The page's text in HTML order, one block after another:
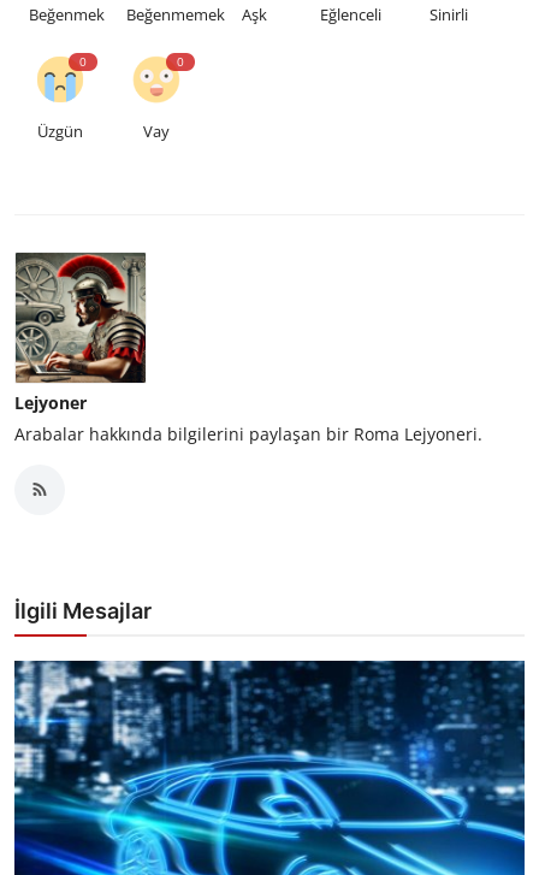
Beğenmek Beğenmemek Aşk Eğlenceli Sinirli
0
Üzgün
0
Vay
Lejyoner
Arabalar hakkında bilgilerini paylaşan bir Roma Lejyoneri.
İlgili Mesajlar